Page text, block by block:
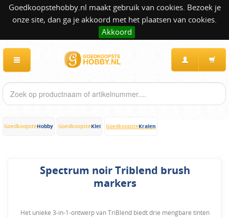
Goedkoopstehobby.nl maakt gebruik van cookies. Bezoek je
onze site, dan ga je akkoord met het plaatsen van cookies.
Akkoord
GoedkoopsteHobby GoedkoopsteKlei GoedkoopsteKralen
Spectrum noir Triblend brush
markers
Het unieke 3-in-1-ontwerp van TriBlend biedt drie mengbare tinten